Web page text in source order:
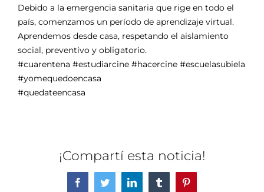
Debido a la emergencia sanitaria que rige en todo el
país, comenzamos un período de aprendizaje virtual.
Aprendemos desde casa, respetando el aislamiento
social, preventivo y obligatorio.
#cuarentena #estudiarcine #hacercine #escuelasubiela
#yomequedoencasa
#quedateencasa
¡Compartí esta noticia!
FacebookTwitterLinkedInTumblrPinterest